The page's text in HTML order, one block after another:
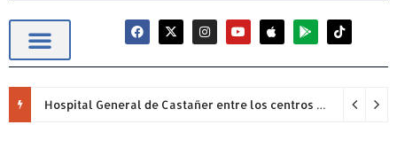
Hospital General de Castañer entre los centros de salud comunitarios con mejor desempeño clínico de Estados Unidos